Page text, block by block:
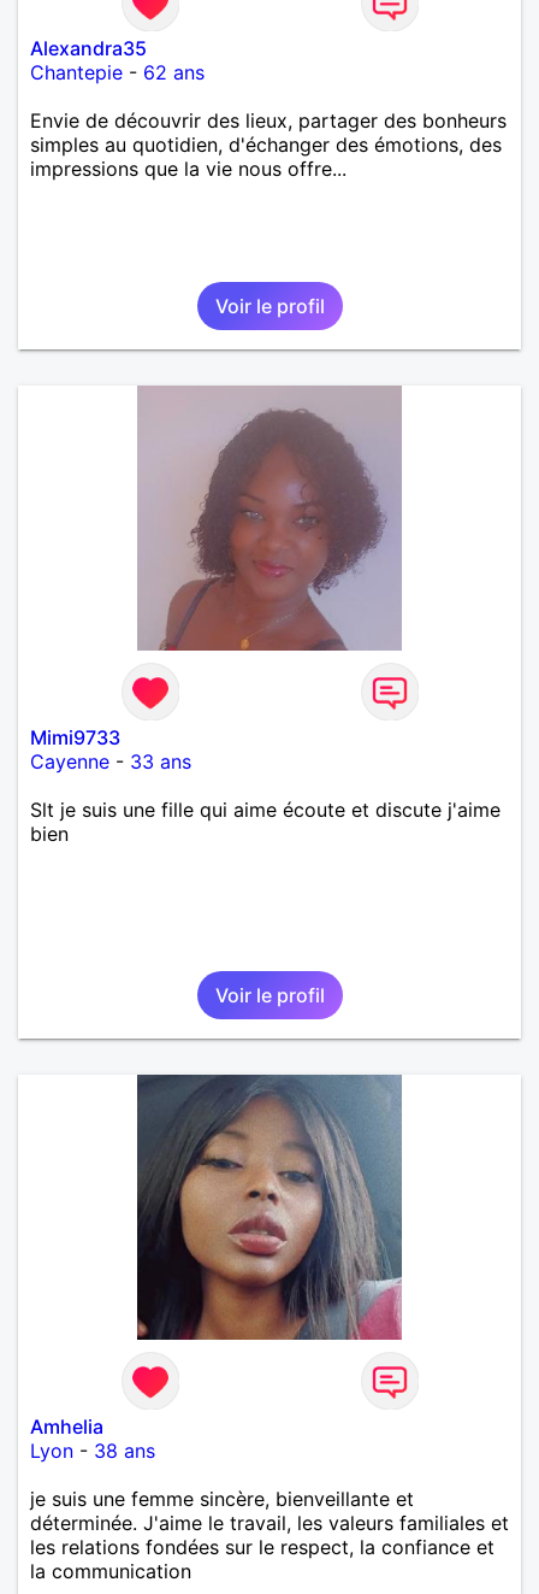
Alexandra35
Chantepie - 62 ans
Envie de découvrir des lieux, partager des bonheurs
simples au quotidien, d'échanger des émotions, des
impressions que la vie nous offre...
Voir le profil
Mimi9733
Cayenne - 33 ans
Slt je suis une fille qui aime écoute et discute j'aime
bien
Voir le profil
Amhelia
Lyon - 38 ans
je suis une femme sincère, bienveillante et
déterminée. J'aime le travail, les valeurs familiales et
les relations fondées sur le respect, la confiance et
la communication